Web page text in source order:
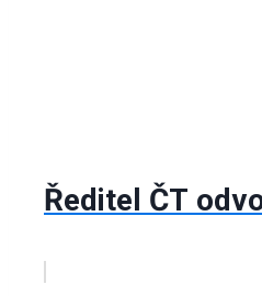
Ředitel ČT